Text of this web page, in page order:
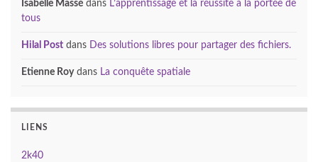
Isabelle Massé dans L’apprentissage et la réussite à la portée de
tous
Hilal Post dans Des solutions libres pour partager des fichiers.
Etienne Roydans La conquête spatiale
LIENS
2k40